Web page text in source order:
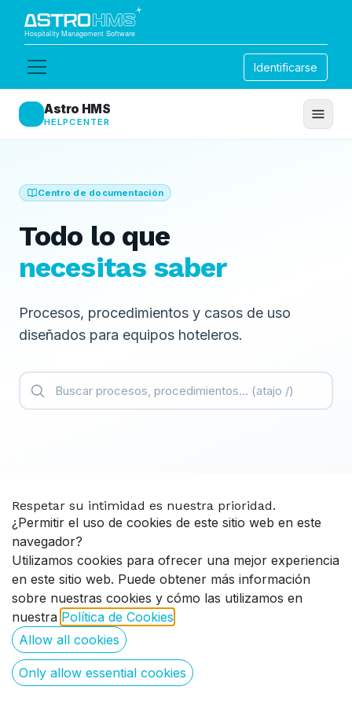
Identificarse
Astro HMS
HELPCENTER
Centro de documentación
Todo lo que
necesitas saber
Procesos, procedimientos y casos de uso
diseñados para equipos hoteleros.
Buscar en la documentación
GUÍAS
Casos de uso
Documentación paso a paso para cada situación.
609 casos
Modo "Mis Habitaciones" (extensión de
Gobernanta)
Respetar su intimidad es nuestra prioridad.
¿Permitir el uso de cookies de este sitio web en este
navegador?
Utilizamos cookies para ofrecer una mejor experiencia
en este sitio web. Puede obtener más información
sobre nuestras cookies y cómo las utilizamos en
nuestra Política de Cookies
Allow all cookies
Only allow essential cookies